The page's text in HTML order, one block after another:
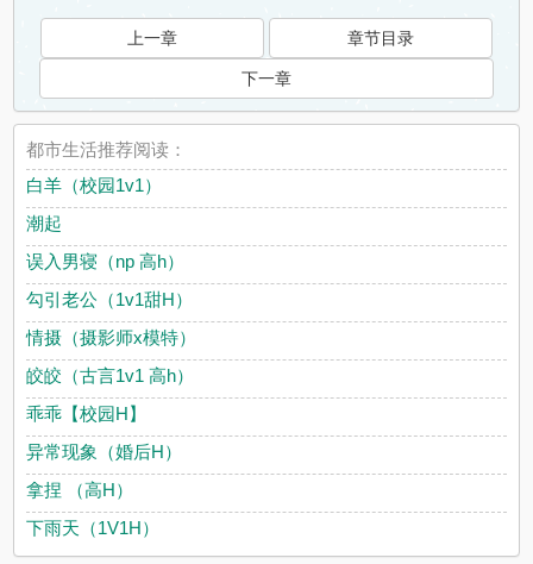
上一章 章节目录
下一章
都市生活推荐阅读：
白羊（校园1v1）
潮起
误入男寝（np 高h）
勾引老公（1v1甜H）
情摄（摄影师x模特）
皎皎（古言1v1 高h）
乖乖【校园H】
异常现象（婚后H）
拿捏 （高H）
下雨天（1V1H）